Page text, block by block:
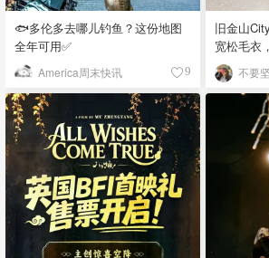
🐟多伦多去哪儿钓鱼？这份地图
全年可用✅
America周末快讯 9
旧金山
宽松毛衣
例
不要